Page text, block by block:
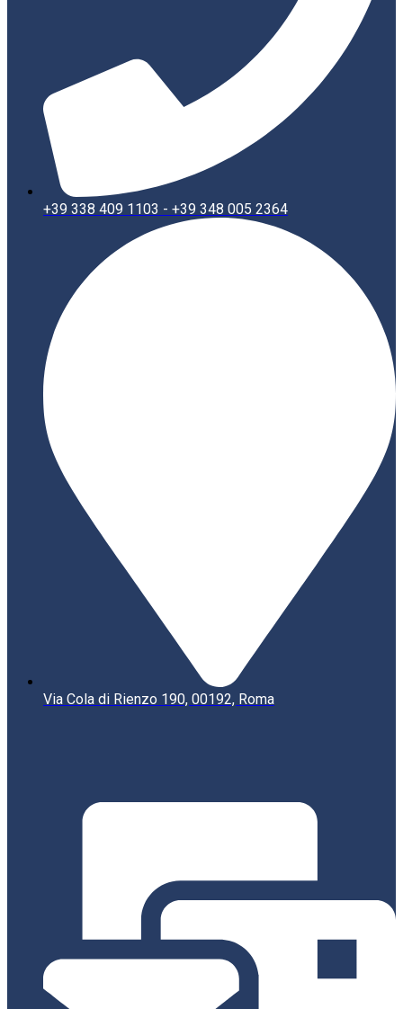
+39 338 409 1103 - +39 348 005 2364
Via Cola di Rienzo 190, 00192, Roma